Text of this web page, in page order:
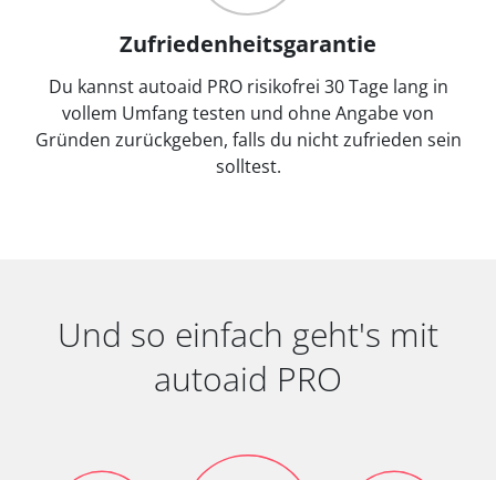
Zufriedenheitsgarantie
Du kannst autoaid PRO risikofrei 30 Tage lang in
vollem Umfang testen und ohne Angabe von
Gründen zurückgeben, falls du nicht zufrieden sein
solltest.
Und so einfach geht's mit
autoaid PRO